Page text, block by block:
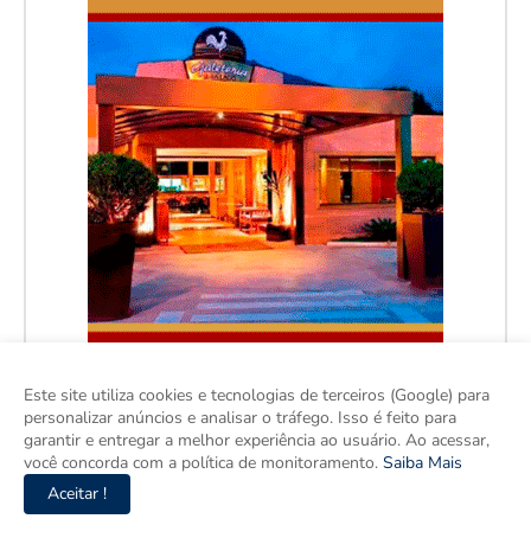
Este site utiliza cookies e tecnologias de terceiros (Google) para
personalizar anúncios e analisar o tráfego. Isso é feito para
garantir e entregar a melhor experiência ao usuário. Ao acessar,
você concorda com a política de monitoramento. Saiba Mais
Aceitar !